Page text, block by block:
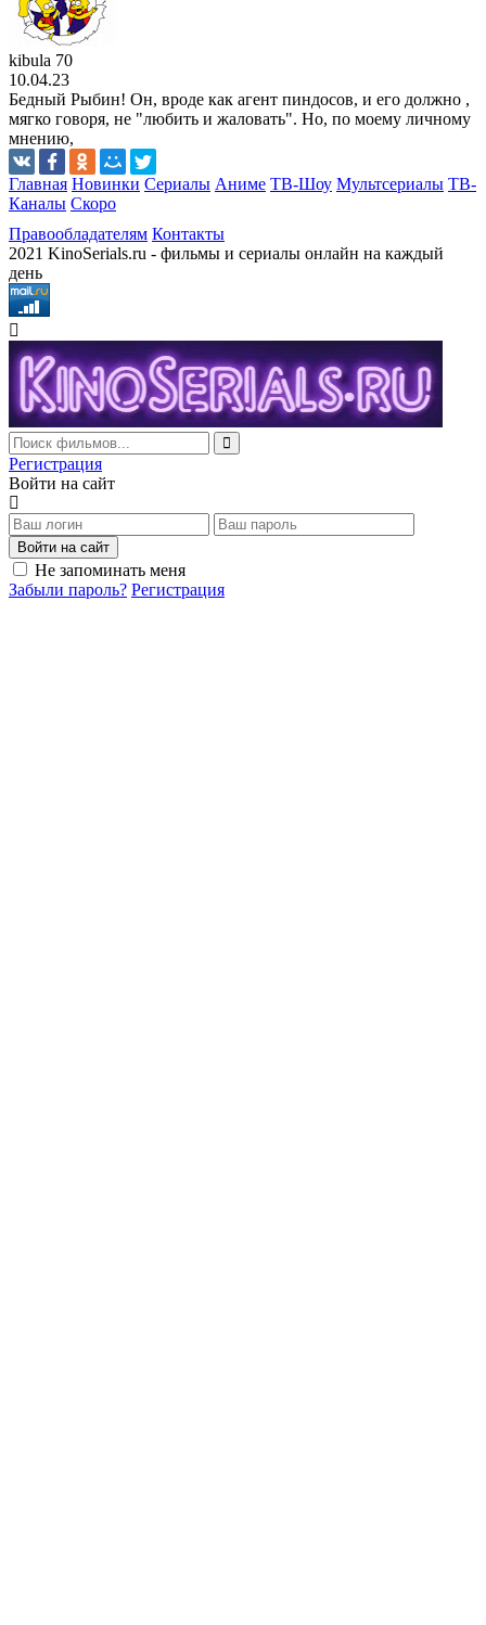
kibula 70
10.04.23
Бедный Рыбин! Он, вроде как агент пиндосов, и его должно ,
мягко говоря, не "любить и жаловать". Но, по моему личному
мнению,
Главная Новинки Сериалы Аниме ТВ-Шоу Мультсериалы ТВ-
Каналы Скоро
Правообладателям Контакты
2021 KinoSerials.ru - фильмы и сериалы онлайн на каждый
день
Регистрация
Войти на сайт
Войти на сайт
Не запоминать меня
Забыли пароль? Регистрация